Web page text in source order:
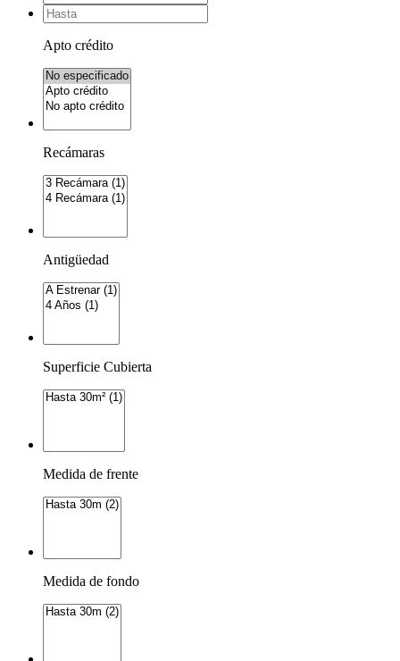
Apto crédito
Recámaras
Antigüedad
Superficie Cubierta
Medida de frente
Medida de fondo